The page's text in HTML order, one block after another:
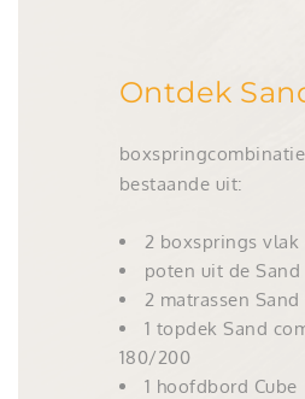
Ontdek
bestaande uit:
2 boxsprings
poten uit de
2 matrassen
1 topdek Sand
180/200
1 hoofdbord Cube